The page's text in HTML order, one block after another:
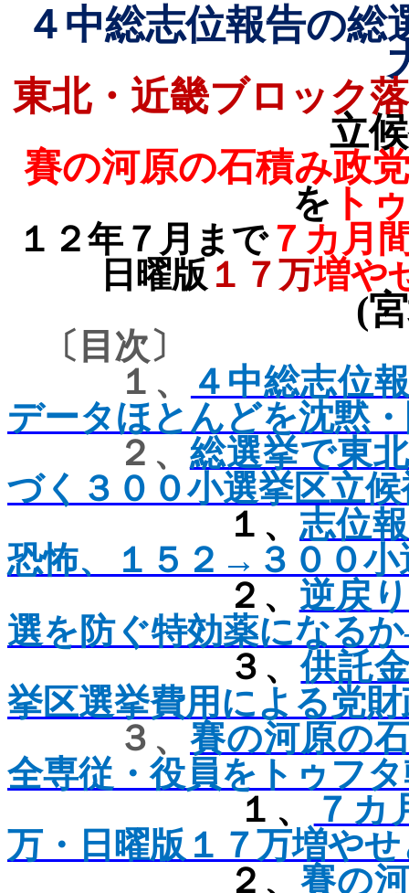
４中総志位報告の
東北・近畿ブロック
立
賽の河原の石積み政
を ト
１２年７月まで７カ月
日曜版 １７万増や
(
〔目次〕
１、
４中総志位
データほとんどを沈黙
２、 総選挙で東
づく３００小選挙区立
１、 志位
恐怖、１５２→３００小
２、 逆戻
選を防ぐ特効薬になる
３、供託
挙区選挙費用による党
３、 賽の河原の
全専従・役員をトゥフ
１、
７カ
万・日曜版１７万増や
２、 賽の